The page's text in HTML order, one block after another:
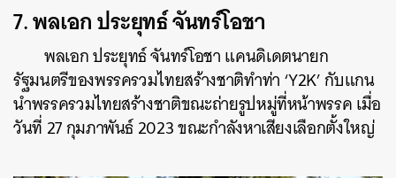
7.พลเอก ประยุทธ์ จันทร์โอชา
พลเอก ประยุทธ์ จันทร์โอชา แคนดิเดตนายก
รัฐมนตรีของพรรครวมไทยสร้างชาติทำท่า ‘Y2K’ กับแกน
นำพรรครวมไทยสร้างชาติขณะถ่ายรูปหมู่ที่หน้าพรรค เมื่อ
วันที่ 27 กุมภาพันธ์ 2023 ขณะกำลังหาเสียงเลือกตั้งใหญ่